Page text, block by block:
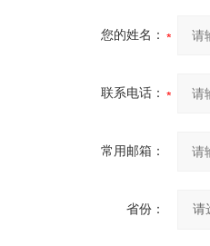
您的姓名：
联系电话：
常用邮箱：
省份：